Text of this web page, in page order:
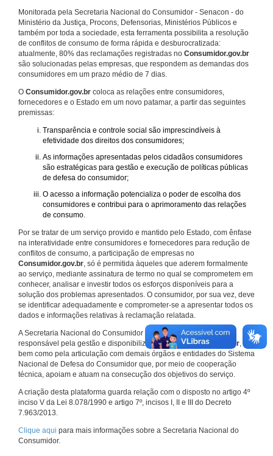
Monitorada pela Secretaria Nacional do Consumidor - Senacon - do
Ministério da Justiça, Procons, Defensorias, Ministérios Públicos e
também por toda a sociedade, esta ferramenta possibilita a resolução
de conflitos de consumo de forma rápida e desburocratizada:
atualmente, 80% das reclamações registradas no Consumidor.gov.br
são solucionadas pelas empresas, que respondem as demandas dos
consumidores em um prazo médio de 7 dias.
O Consumidor.gov.br coloca as relações entre consumidores,
fornecedores e o Estado em um novo patamar, a partir das seguintes
premissas:
Transparência e controle social são imprescindíveis à
efetividade dos direitos dos consumidores;
As informações apresentadas pelos cidadãos consumidores
são estratégicas para gestão e execução de políticas públicas
de defesa do consumidor;
O acesso a informação potencializa o poder de escolha dos
consumidores e contribui para o aprimoramento das relações
de consumo.
Por se tratar de um serviço provido e mantido pelo Estado, com ênfase
na interatividade entre consumidores e fornecedores para redução de
conflitos de consumo, a participação de empresas no
Consumidor.gov.br, só é permitida àqueles que aderem formalmente
ao serviço, mediante assinatura de termo no qual se comprometem em
conhecer, analisar e investir todos os esforços disponíveis para a
solução dos problemas apresentados. O consumidor, por sua vez, deve
se identificar adequadamente e comprometer-se a apresentar todos os
dados e informações relativas à reclamação relatada.
A Secretaria Nacional do Consumidor do Ministério da Justiça é a
responsável pela gestão e disponibilização doConsumidor.gov.br,
bem como pela articulação com demais órgãos e entidades do Sistema
Nacional de Defesa do Consumidor que, por meio de cooperação
técnica, apoiam e atuam na consecução dos objetivos do serviço.
A criação desta plataforma guarda relação com o disposto no artigo 4º
inciso V da Lei 8.078/1990 e artigo 7º, incisos I, II e III do Decreto
7.963/2013.
Clique aqui para mais informações sobre a Secretaria Nacional do
Consumidor.